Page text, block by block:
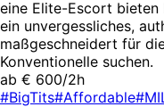
eine Elite-Escort bieten
ein unvergessliches,
maßgeschneidert für
Konventionelle suchen.
ab € 600/2h
#BigTits#Affordable